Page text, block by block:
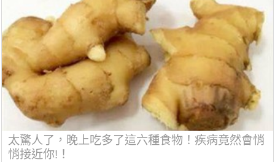
太驚人了，晚上吃多了這六種食物！疾病竟然會悄
悄接近你!！